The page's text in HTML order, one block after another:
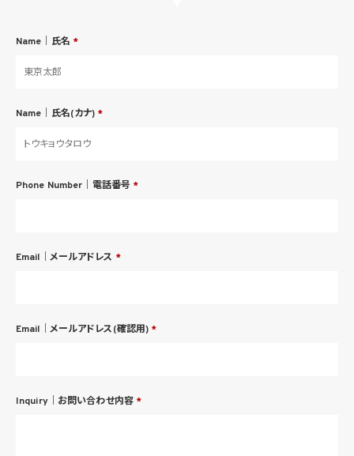
Name｜氏名 *
Name｜氏名(カナ) *
Phone Number｜電話番号 *
Email｜メールアドレス *
Email｜メールアドレス(確認用) *
Inquiry｜お問い合わせ内容 *